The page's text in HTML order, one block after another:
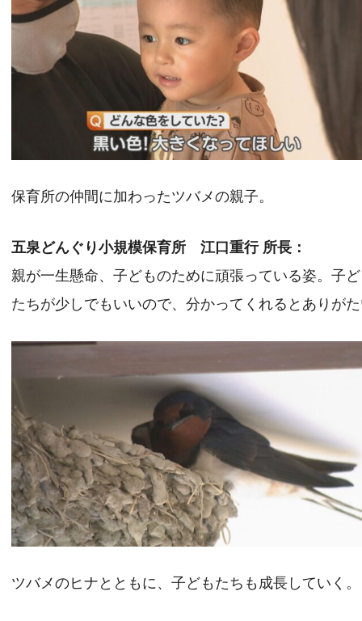
保育所の仲間に加わったツバメの親子。
五泉どんぐり小規模保育所 江口重行 所長：
親が一生懸命、子どものために頑張っている姿。子
たちが少しでもいいので、分かってくれるとありが
ツバメのヒナとともに、子どもたちも成長していく。